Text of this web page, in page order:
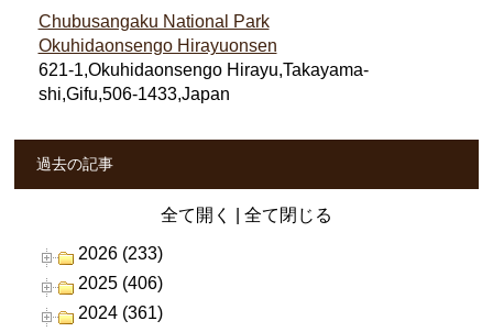
Chubusangaku National Park
Okuhidaonsengo Hirayuonsen
621-1,Okuhidaonsengo Hirayu,Takayama-
shi,Gifu,506-1433,Japan
過去の記事
全て開く 全て閉じる
2026 (233)
2025 (406)
2024 (361)